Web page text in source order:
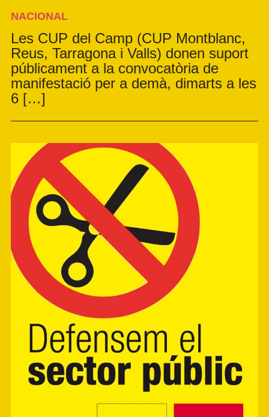
NACIONAL
Les CUP del Camp (CUP Montblanc,
Reus, Tarragona i Valls) donen suport
públicament a la convocatòria de
manifestació per a demà, dimarts a les
6 […]